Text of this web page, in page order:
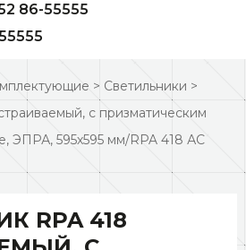
86-55555
> Светильники >
с призматическим
ЭПРА, 595х595 мм/RPA 418 АС
RPA 418